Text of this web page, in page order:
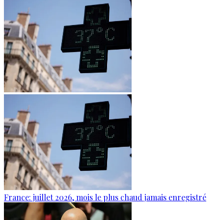
France: juillet 2026, mois le plus chaud jamais enregistré